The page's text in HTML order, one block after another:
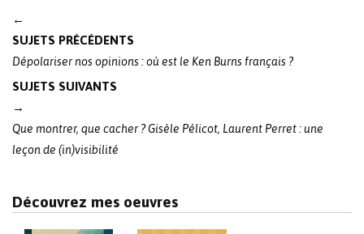
Post
navigation
←
SUJETS PRÉCÉDENTS
Dépolariser nos opinions : où est le Ken Burns français ?
SUJETS SUIVANTS
→
Que montrer, que cacher ? Gisèle Pélicot, Laurent Perret : une
leçon de (in)visibilité
Découvrez mes oeuvres